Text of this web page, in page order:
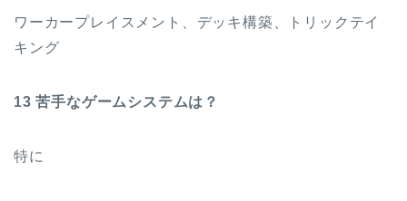
ワーカープレイスメント、デッキ構築、トリックテイ
キング
13 苦手なゲームシステムは？
特に